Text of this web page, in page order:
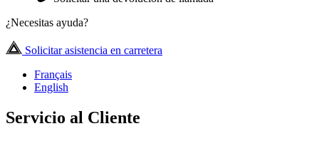
¿Necesitas ayuda?
Solicitar asistencia en carretera
Français
English
Servicio al Cliente